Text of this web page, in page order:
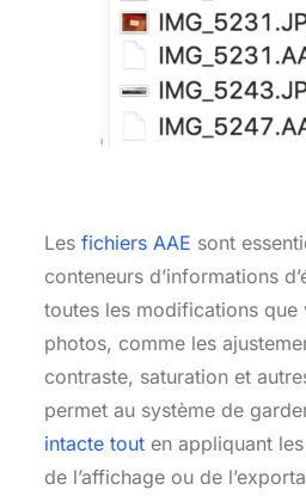
Les fichiers AAE sont
conteneurs d’informations
toutes les modifications
photos, comme les
contraste, saturation et
permet au système de
intacte tout en appliquant
de l’affichage ou de